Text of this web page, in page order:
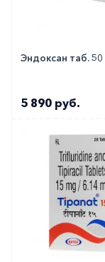
США. В
коры
Вы можете
аптеку-
можете
заказать по
с любого
Эндоксан таб.
5 890 руб.